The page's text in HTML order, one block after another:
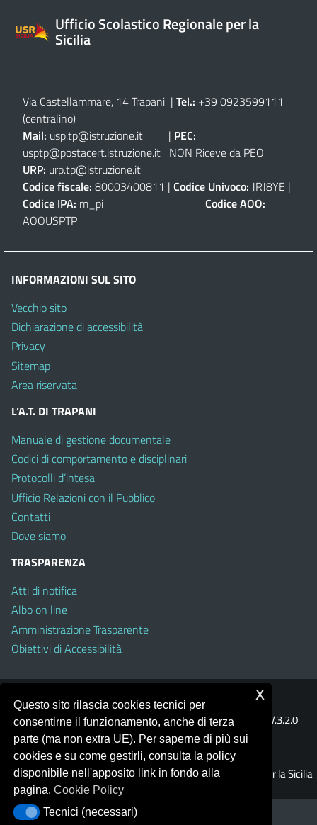
Ufficio Scolastico Regionale per la
Sicilia
Via Castellammare, 14 Trapani | Tel.: +39 0923599111
(centralino)
Mail: usp.tp@istruzione.it | PEC:
usptp@postacert.istruzione.it NON Riceve da PEO
URP: urp.tp@istruzione.it
Codice fiscale: 80003400811 | Codice Univoco: JRJ8YE |
Codice IPA: m_pi Codice AOO:
AOOUSPTP
INFORMAZIONI SUL SITO
Vecchio sito
Dichiarazione di accessibilità
Privacy
Sitemap
Area riservata
L’A.T. DI TRAPANI
Manuale di gestione documentale
Codici di comportamento e disciplinari
Protocolli d’intesa
Ufficio Relazioni con il Pubblico
Contatti
Dove siamo
TRASPARENZA
Atti di notifica
Albo on line
Amministrazione Trasparente
Obiettivi di Accessibilità
Portale realizzato con la piattaformaArgo Web 4.0
Template Italia configurato sul tema accessibileEduTheme
V.3.2.0
(Mizar)
© 2026 Ufficio Scolastico Regionale per la Sicilia
Questo sito rilascia cookies tecnici per
consentirne il funzionamento, anche di terza
parte (ma non extra UE). Per saperne di più sui
cookies e su come gestirli, consulta la policy
disponibile nell'apposito link in fondo alla
pagina.Cookie Policy
Tecnici (necessari)
Tecnici (necessari)
x